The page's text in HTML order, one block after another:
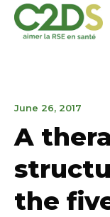
content
June 26, 2017
2018
A
the